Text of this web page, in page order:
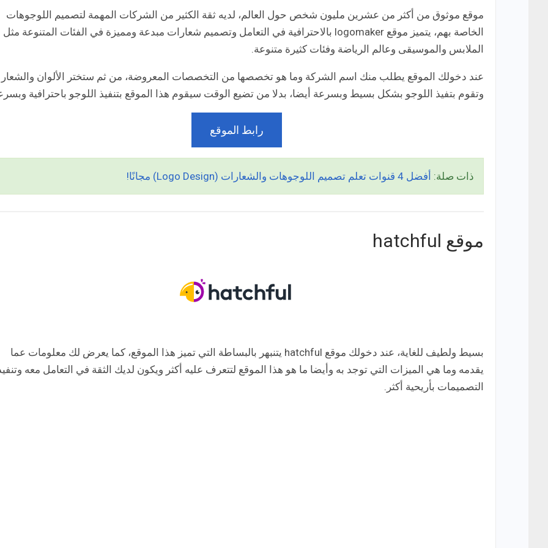
موقع موثوق من أكثر من عشرين مليون شخص حول العالم، لديه ثقة الكثير من الشركات المهمة لتصميم اللوجوهات
الخاصة بهم، يتميز موقع logomaker بالاحترافية في التعامل وتصميم شعارات مبدعة ومميزة في الفئات المتنوعة مثل
الملابس والموسيقى وعالم الرياضة وفئات كثيرة متنوعة.
عند دخولك الموقع يطلب منك اسم الشركة وما هو تخصصها من التخصصات المعروضة، من ثم ستختر الألوان والشعار
وتقوم بتفيذ اللوجو بشكل بسيط وبسرعة أيضا، بدلا من تضيع الوقت سيقوم هذا الموقع بتنفيذ اللوجو باحترافية
رابط الموقع
ذات صلة: أفضل 4 قنوات تعلم تصميم اللوجوهات والشعارات (Logo Design) مجانًا!
موقع hatchful
بسيط ولطيف للغاية، عند دخولك موقع hatchful يتنبهر بالبساطة التي تميز هذا الموقع، كما يعرض لك معلومات عما
يقدمه وما هي الميزات التي توجد به وأيضا ما هو هذا الموقع لتتعرف عليه أكثر ويكون لديك الثقة في التعامل معه
التصميمات بأريحية أكثر.